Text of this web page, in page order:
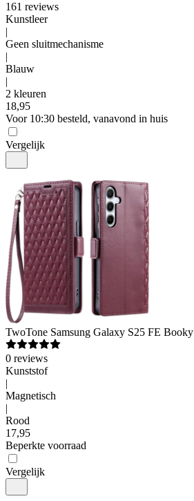
161 reviews
Kunstleer
|
Geen sluitmechanisme
|
Blauw
|
2 kleuren
18,95
Voor 10:30 besteld, vanavond in huis
Vergelijk
TwoTone Samsung Galaxy S25 FE Booky
0 reviews
Kunststof
|
Magnetisch
|
Rood
17,95
Beperkte voorraad
Vergelijk